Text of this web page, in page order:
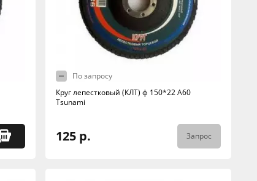
По запросу
Круг лепестковый (КЛТ) ф 150*22 А60
Tsunami
125 р. Запрос